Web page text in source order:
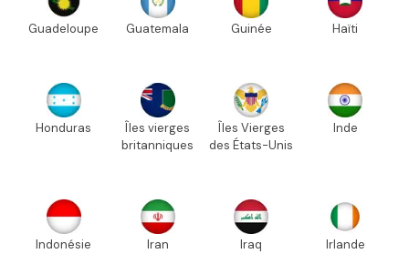
Guadeloupe Guatemala Guinée Haïti
Honduras
Îles vierges
britanniques
Îles Vierges
des États-Unis
Inde
Indonésie Iran Iraq Irlande